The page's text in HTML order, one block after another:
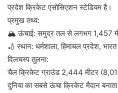
प्रदेश क्रिकेट एसोसिएशन स्टेडियम है।
प्रमुख तथ्य:
🏔️ ऊंचाई: समुद्र तल से लगभग 1,457
🏏 स्थान: धर्मशाला, हिमाचल प्रदेश,
दिलचस्प तुलना:
चैल क्रिकेट ग्राउंड 2,444 मीटर
दुनिया का सबसे ऊंचा क्रिकेट मैदान